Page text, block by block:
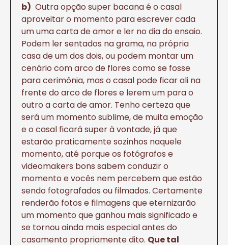
b) Outra opção super bacana é o casal
aproveitar o momento para escrever cada
um uma carta de amor e ler no dia do ensaio.
Podem ler sentados na grama, na própria
casa de um dos dois, ou podem montar um
cenário com arco de flores como se fosse
para cerimônia, mas o casal pode ficar ali na
frente do arco de flores e lerem um para o
outro a carta de amor. Tenho certeza que
será um momento sublime, de muita emoção
e o casal ficará super à vontade, já que
estarão praticamente sozinhos naquele
momento, até porque os fotógrafos e
videomakers bons sabem conduzir o
momento e vocês nem percebem que estão
sendo fotografados ou filmados. Certamente
renderão fotos e filmagens que eternizarão
um momento que ganhou mais significado e
se tornou ainda mais especial antes do
casamento propriamente dito. Que tal